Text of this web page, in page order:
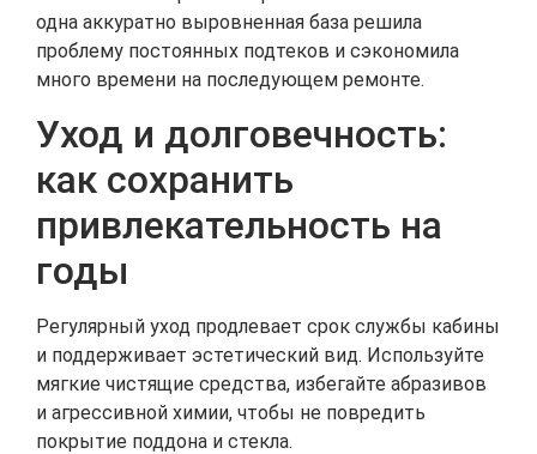
одна аккуратно выровненная база решила
проблему постоянных подтеков и сэкономила
много времени на последующем ремонте.
Уход и долговечность:
как сохранить
привлекательность на
годы
Регулярный уход продлевает срок службы кабины
и поддерживает эстетический вид. Используйте
мягкие чистящие средства, избегайте абразивов
и агрессивной химии, чтобы не повредить
покрытие поддона и стекла.